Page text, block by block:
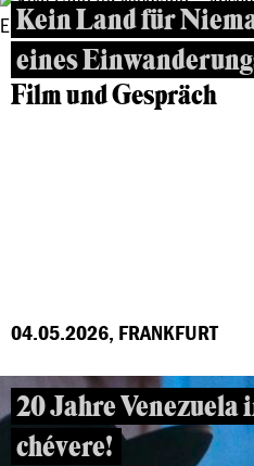
Kein Land für
eines
Film und Gespräch
04.05.2026, FRANKFURT
20 Jahre Venezuela
chévere!